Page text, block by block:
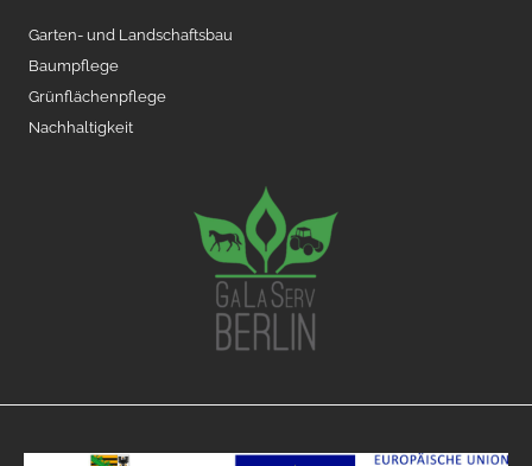
Garten- und Landschaftsbau
Baumpflege
Grünflächenpflege
Nachhaltigkeit